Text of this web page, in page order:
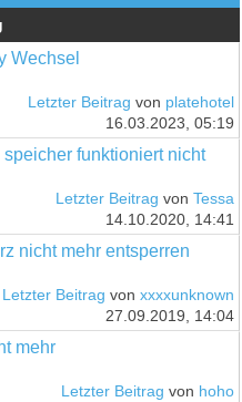
Wechsel
Letzter Beitrag von platehotel
16.03.2023, 05:19
funktioniert nicht
Letzter Beitrag von Tessa
14.10.2020, 14:41
nicht mehr entsperren
Letzter Beitrag von xxxxunknown
27.09.2019, 14:04
mehr
Letzter Beitrag von hoho